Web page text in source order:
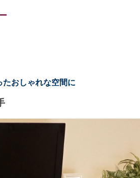
たおしゃれな空間に